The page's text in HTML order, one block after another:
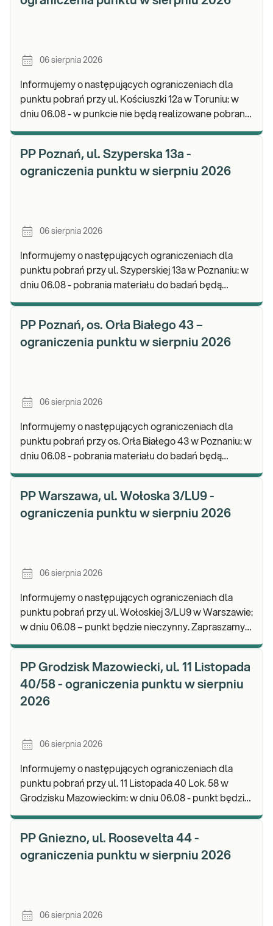
06 sierpnia 2026
Informujemy o następujących ograniczeniach dla
punktu pobrań przy ul. Kościuszki 12a w Toruniu: w
dniu 06.08 - w punkcie nie będą realizowane pobrania
PP Poznań, ul. Szyperska 13a -
ograniczenia punktu w sierpniu 2026
06 sierpnia 2026
Informujemy o następujących ograniczeniach dla
punktu pobrań przy ul. Szyperskiej 13a w Poznaniu: w
dniu 06.08 - pobrania materiału do badań będą
PP Poznań, os. Orła Białego 43 –
ograniczenia punktu w sierpniu 2026
06 sierpnia 2026
Informujemy o następujących ograniczeniach dla
punktu pobrań przy os. Orła Białego 43 w Poznaniu: w
dniu 06.08 - pobrania materiału do badań będą
PP Warszawa, ul. Wołoska 3/LU9 -
ograniczenia punktu w sierpniu 2026
06 sierpnia 2026
Informujemy o następujących ograniczeniach dla
punktu pobrań przy ul. Wołoskiej 3/LU9 w Warszawie:
w dniu 06.08 – punkt będzie nieczynny. Zapraszamy
PP Grodzisk Mazowiecki, ul. 11 Listopada
40/58 - ograniczenia punktu w sierpniu
2026
06 sierpnia 2026
Informujemy o następujących ograniczeniach dla
punktu pobrań przy ul. 11 Listopada 40 Lok. 58 w
Grodzisku Mazowieckim: w dniu 06.08 - punkt będzie
PP Gniezno, ul. Roosevelta 44 -
ograniczenia punktu w sierpniu 2026
06 sierpnia 2026